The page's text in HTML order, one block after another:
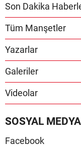
Son Dakika
Tüm Manşetler
Yazarlar
Galeriler
Videolar
SOSYAL MEDYA
Facebook